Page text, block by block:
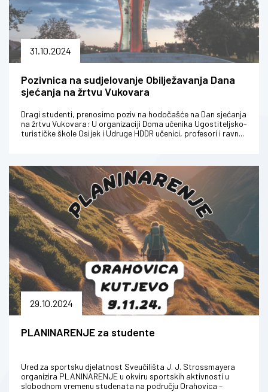
31.10.2024
Pozivnica na sudjelovanje Obilježavanja Dana
sjećanja na žrtvu Vukovara
Dragi studenti, prenosimo poziv na hodočašće na Dan sjećanja
na žrtvu Vukovara: U organizaciji Doma učenika Ugostiteljsko-
turističke škole Osijek i Udruge HDDR učenici, profesori i ravn...
29.10.2024
PLANINARENJE za studente
Ured za sportsku djelatnost Sveučilišta J. J. Strossmayera
organizira PLANINARENJE u okviru sportskih aktivnosti u
slobodnom vremenu studenata na području Orahovica –